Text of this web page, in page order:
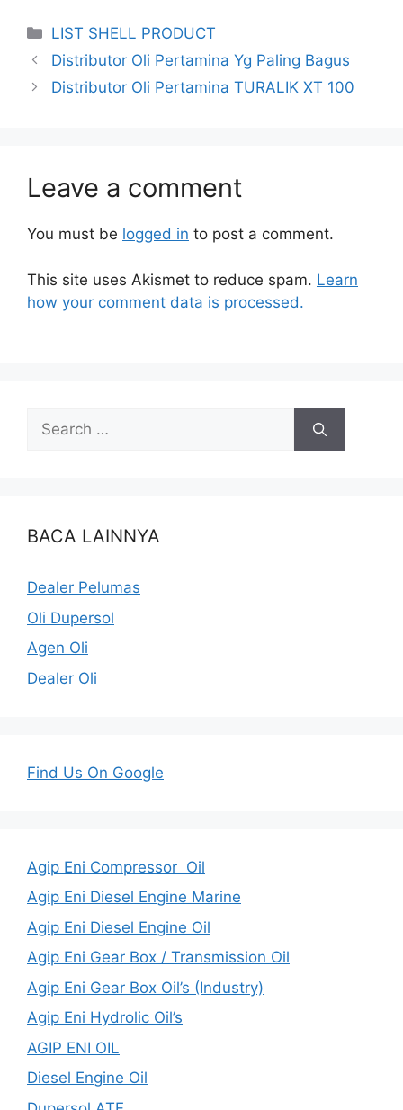
LIST SHELL PRODUCT
Distributor Oli Pertamina Yg Paling Bagus
Distributor Oli Pertamina TURALIK XT 100
Leave a comment
You must be logged in to post a comment.
This site uses Akismet to reduce spam. Learn
how your comment data is processed.
BACA LAINNYA
Dealer Pelumas
Oli Dupersol
Agen Oli
Dealer Oli
Find Us On Google
Agip Eni Compressor Oil
Agip Eni Diesel Engine Marine
Agip Eni Diesel Engine Oil
Agip Eni Gear Box / Transmission Oil
Agip Eni Gear Box Oil’s (Industry)
Agip Eni Hydrolic Oil’s
AGIP ENI OIL
Diesel Engine Oil